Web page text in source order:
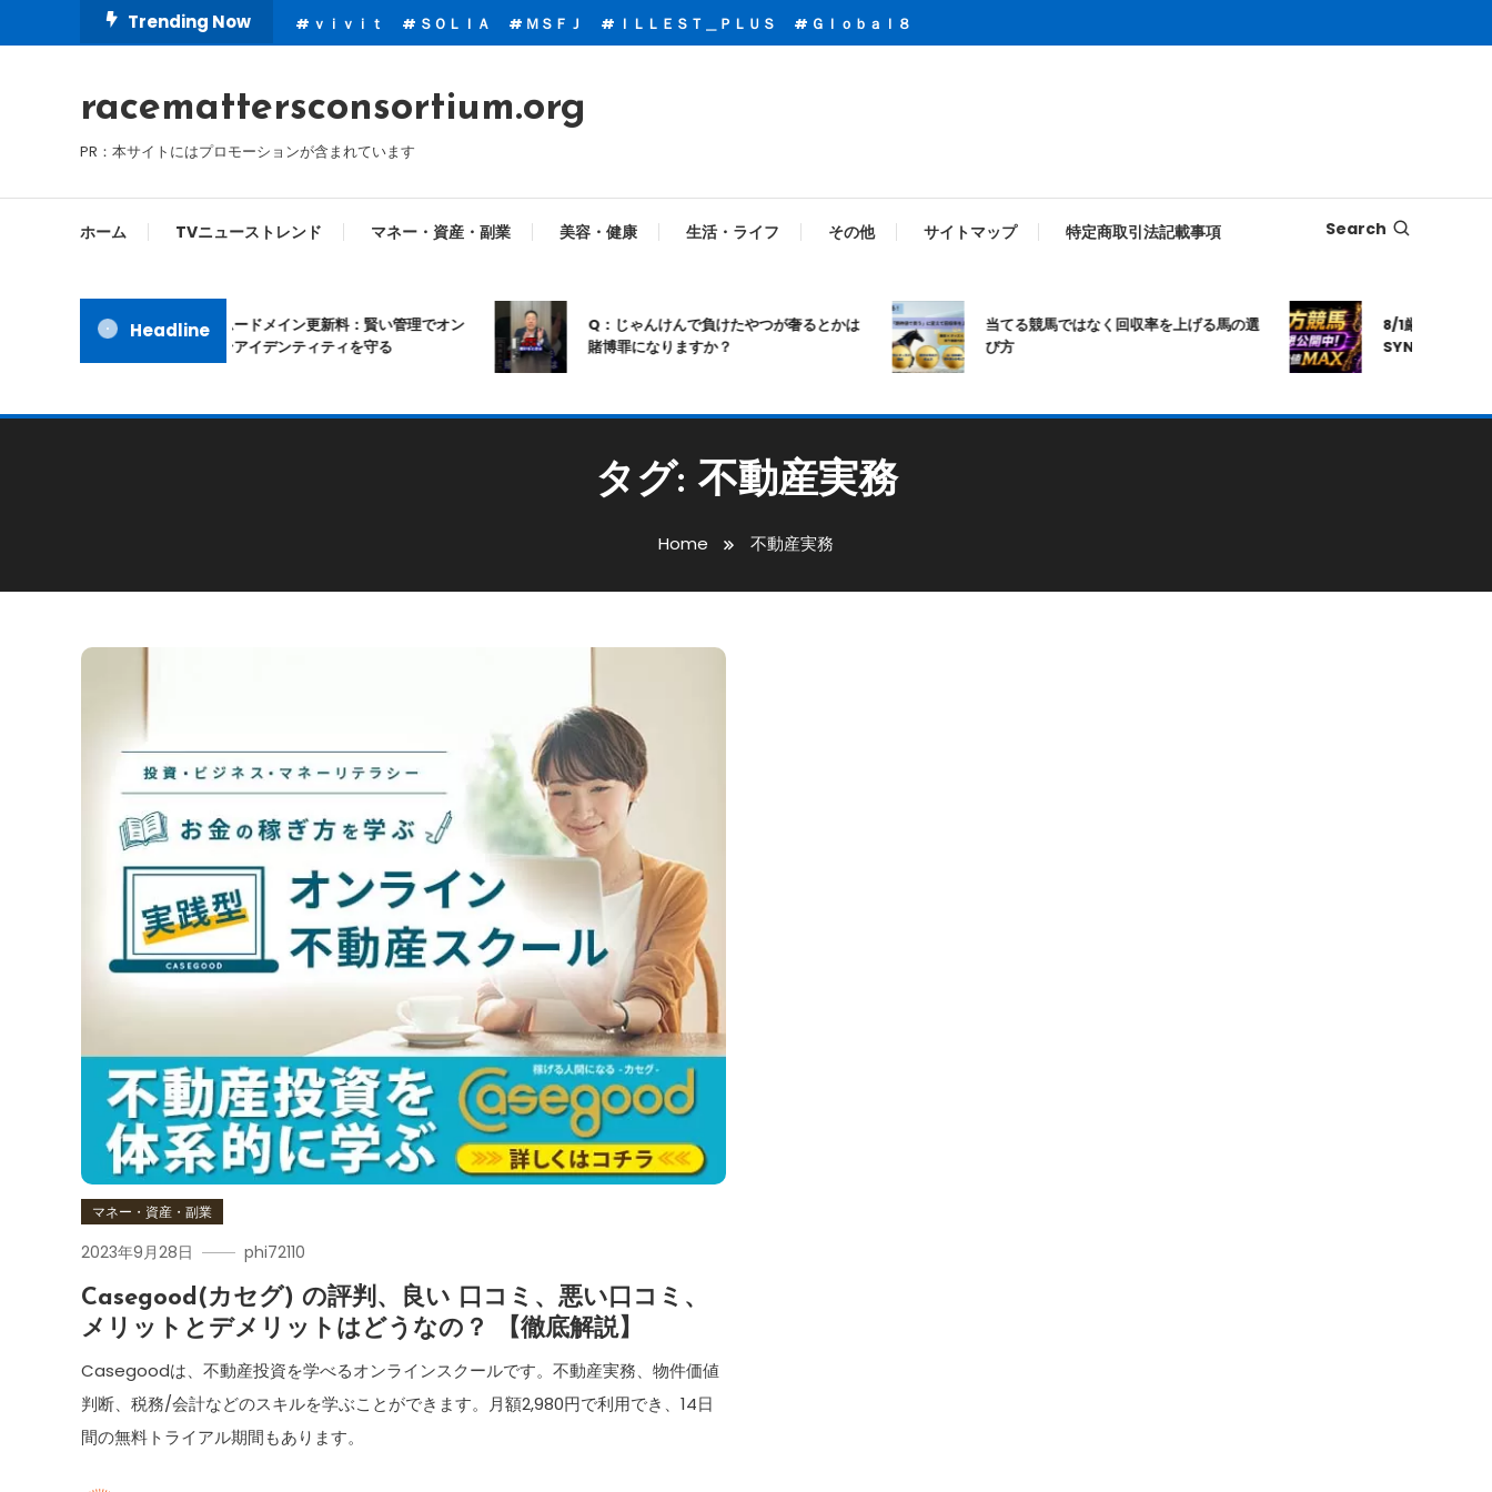
To
Trending Now ｖｉｖｉｔ ＳＯＬＩＡ ＭＳＦＪ ＩＬＬＥＳＴ＿ＰＬＵＳ Ｇｌｏｂａｌ８
racemattersconsortium.org
PR：本サイトにはプロモーションが含まれています
ホーム TVニューストレンド マネー・資産・副業 美容・健康 生活・ライフ その他 サイトマップ 特定商取引法記載事項 Search
Headlineムームードメイン更新料：賢い管理でオン
ラインアイデンティティを守る
Q：じゃんけんで負けたやつが奢るとかは
賭博罪になりますか？
当てる競馬ではなく回収率を上げる馬の選
び方
8/1厳選｜高知
SYNAPSE｜シナ
タグ: 不動産実務
Home 不動産実務
マネー・資産・副業
2023年9月28日 phi72110
Casegood(カセグ) の評判、良い 口コミ、悪い口コミ、
メリットとデメリットはどうなの？ 【徹底解説】
Casegoodは、不動産投資を学べるオンラインスクールです。不動産実務、物件価値
判断、税務/会計などのスキルを学ぶことができます。月額2,980円で利用でき、14日
間の無料トライアル期間もあります。